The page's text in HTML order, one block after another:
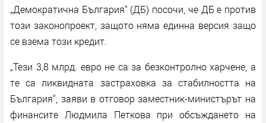
„Демократична България“ (ДБ) посочи, че ДБ е против
този законопроект, защото няма единна версия защо
се взема този кредит.
„Тези 3,8 млрд. евро не са за безконтролно харчене, а
те са ликвидната застраховка за стабилността на
България“, заяви в отговор заместник-министърът на
финансите Людмила Петкова при обсъждането на